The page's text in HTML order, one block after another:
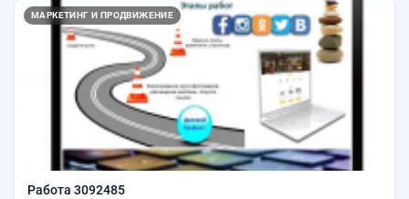
МАРКЕТИНГ И ПРОДВИЖЕНИЕ
Работа 3092485